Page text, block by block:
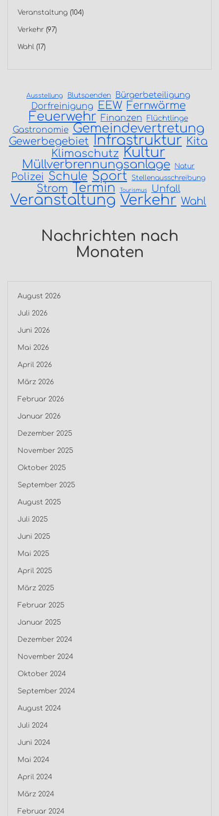
Veranstaltung (104)
Verkehr (97)
Wahl (17)
Ausstellung Blutspenden Bürgerbeteiligung
Dorfreinigung EEW Fernwärme
Feuerwehr Finanzen Flüchtlinge
Gastronomie Gemeindevertretung
Gewerbegebiet Infrastruktur Kita
Klimaschutz Kultur
Müllverbrennungsanlage Natur
Polizei Schule Sport Stellenausschreibung
Strom Termin Tourismus Unfall
Veranstaltung Verkehr Wahl
Nachrichten nach
Monaten
August 2026
Juli 2026
Juni 2026
Mai 2026
April 2026
März 2026
Februar 2026
Januar 2026
Dezember 2025
November 2025
Oktober 2025
September 2025
August 2025
Juli 2025
Juni 2025
Mai 2025
April 2025
März 2025
Februar 2025
Januar 2025
Dezember 2024
November 2024
Oktober 2024
September 2024
August 2024
Juli 2024
Juni 2024
Mai 2024
April 2024
März 2024
Februar 2024